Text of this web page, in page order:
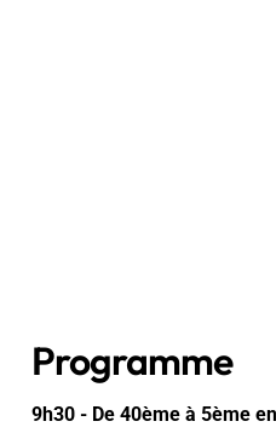
Programme
9h30 - De 40ème à 5ème